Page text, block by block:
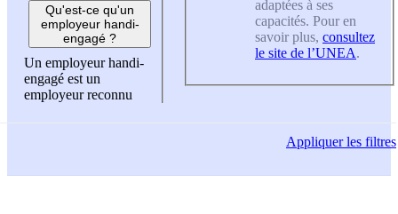
Qu'est-ce qu'un
employeur handi-
engagé ?
Un employeur handi-
engagé est un
employeur reconnu
adaptées à ses
capacités. Pour en
savoir plus, consultez
le site de l’UNEA.
Appliquerles filtres